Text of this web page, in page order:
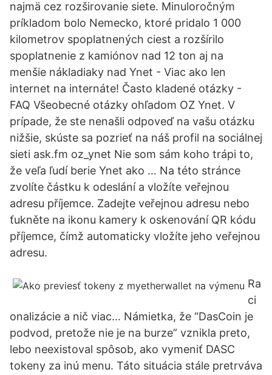
najmä cez rozširovanie siete. Minuloročným
príkladom bolo Nemecko, ktoré pridalo 1 000
kilometrov spoplatnených ciest a rozšírilo
spoplatnenie z kamiónov nad 12 ton aj na
menšie nákladiaky nad Ynet - Viac ako len
internet na internáte! Často kladené otázky -
FAQ Všeobecné otázky ohľadom OZ Ynet. V
prípade, že ste nenašli odpoveď na vašu otázku
nižšie, skúste sa pozrieť na náš profil na sociálnej
sieti ask.fm oz_ynet Nie som sám koho trápi to,
že veľa ľudí berie Ynet ako … Na této stránce
zvolíte částku k odeslání a vložíte veřejnou
adresu příjemce. Zadejte veřejnou adresu nebo
ťukněte na ikonu kamery k oskenování QR kódu
příjemce, čímž automaticky vložíte jeho veřejnou
adresu.
Ra
ci
onalizácie a nič viac… Námietka, že “DasCoin je
podvod, pretože nie je na burze” vznikla preto,
lebo neexistoval spôsob, ako vymeniť DASC
tokeny za inú menu. Táto situácia stále pretrváva